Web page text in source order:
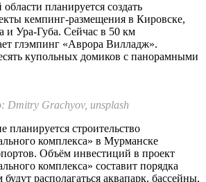
планируется создать
кемпинг-размещения в Кировске,
и Ура-Губа. Сейчас в 50 км
глэмпинг «Аврора Вилладж».
купольных домиков с панорамными
Dmitry Grachyov, unsplash
планируется строительство
комплекса» в Мурманске
Объём инвестиций в проект
комплекса» составит порядка
располагаться аквапарк, бассейны,